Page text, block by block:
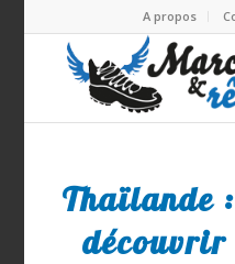
A propos
Thaïlande